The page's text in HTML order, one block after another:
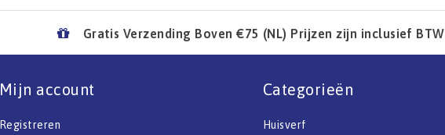
Gratis Verzending Boven €75 (NL) Prijzen zijn inclusief BTW
Mijn account
Registreren
Categorieën
Huisverf